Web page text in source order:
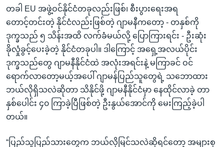
တခါ EU အဖွဲ့ဝင်နိုင်ငံတခုလည်းဖြစ်၊ စီးပွားရေးအရ
တောင့်တင်းတဲ့ နိုင်ငံလည်းဖြစ်တဲ့ ဂျာမနီကတော့ - တနှစ်ကို
ဒုက္ခသည် ၅ သိန်းအထိ လက်ခံမယ်လို့ ပြောကြားရင်း - ဦးဆုံး
ခိုလှုံခွင့်ပေးခဲ့တဲ့ နိုင်ငံတခုပါ။ ဒါကြောင့် အရှေ့အလယ်ပိုင်း
ဒုက္ခသည်တွေ ဂျာမနီနိုင်ငံထဲ အလုံးအရင်းနဲ့ မကြာခင် ဝင်
ရောက်လာတော့မယ့်အပေါ် ဂျာမန်ပြည်သူတွေရဲ့ သဘောထား
ဘယ်လိုရှိသလဲဆိုတာ သိနိုင်ဖို့ ဂျာမနီနိုင်ငံမှာ နေထိုင်လာခဲ့ တာ
နှစ်ပေါင်း ၄၀ ကြာခဲ့ပြီဖြစ်တဲ့ ဦးနွယ်အောင်ကို မေးကြည့်ခဲ့ပါ
တယ်။
“ပြည်သူပြည်သားတွေက ဘယ်လိုမြင်သလဲဆိုရင်တော့ အများစု